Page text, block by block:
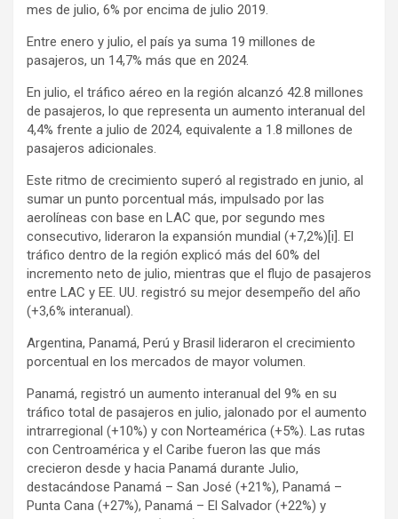
mes de julio, 6% por encima de julio 2019.
Entre enero y julio, el país ya suma 19 millones de
pasajeros, un 14,7% más que en 2024.
En julio, el tráfico aéreo en la región alcanzó 42.8 millones
de pasajeros, lo que representa un aumento interanual del
4,4% frente a julio de 2024, equivalente a 1.8 millones de
pasajeros adicionales.
Este ritmo de crecimiento superó al registrado en junio, al
sumar un punto porcentual más, impulsado por las
aerolíneas con base en LAC que, por segundo mes
consecutivo, lideraron la expansión mundial (+7,2%)[i]. El
tráfico dentro de la región explicó más del 60% del
incremento neto de julio, mientras que el flujo de pasajeros
entre LAC y EE. UU. registró su mejor desempeño del año
(+3,6% interanual).
Argentina, Panamá, Perú y Brasil lideraron el crecimiento
porcentual en los mercados de mayor volumen.
Panamá, registró un aumento interanual del 9% en su
tráfico total de pasajeros en julio, jalonado por el aumento
intrarregional (+10%) y con Norteamérica (+5%). Las rutas
con Centroamérica y el Caribe fueron las que más
crecieron desde y hacia Panamá durante Julio,
destacándose Panamá – San José (+21%), Panamá –
Punta Cana (+27%), Panamá – El Salvador (+22%) y